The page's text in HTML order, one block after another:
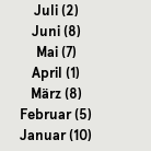
Juli(2)
Juni(8)
Mai(7)
April (1)
März(8)
Februar(5)
Januar(10)